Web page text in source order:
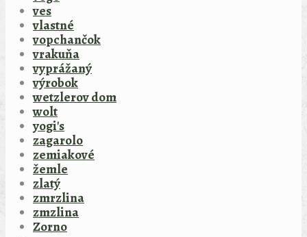
ves
vlastné
vopchančok
vrakuňa
vyprážaný
výrobok
wetzlerov dom
wolt
yogi's
zagarolo
zemiakové
žemle
zlatý
zmrzlina
zmzlina
Zorno